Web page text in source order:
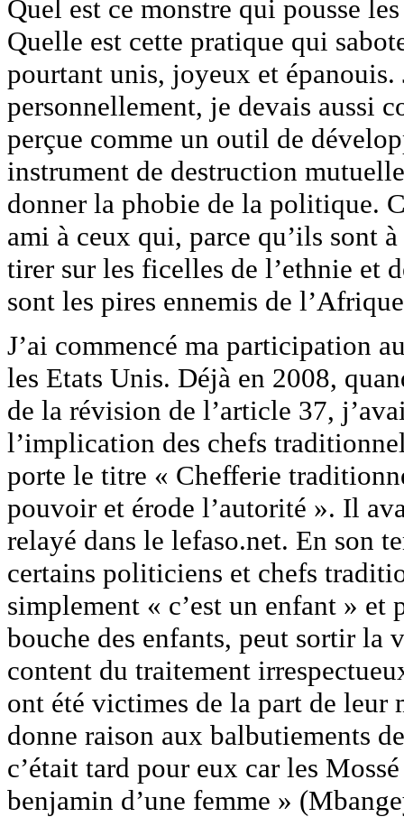
Quel est ce monstre qui pousse
Quelle est cette pratique qui
pourtant unis, joyeux et
personnellement, je devais aussi
perçue comme un outil de
instrument de destruction
donner la phobie de la politique.
ami à ceux qui, parce qu’ils sont
tirer sur les ficelles de l’ethnie et
sont les pires ennemis de
J’ai commencé ma participation
les Etats Unis. Déjà en 2008,
de la révision de l’article 37,
l’implication des chefs
porte le titre « Chefferie
pouvoir et érode l’autorité ». Il
relayé dans le lefaso.net. En son
certains politiciens et chefs
simplement « c’est un enfant »
bouche des enfants, peut sortir la
content du traitement
ont été victimes de la part de
donne raison aux balbutiements
c’était tard pour eux car les
benjamin d’une femme »